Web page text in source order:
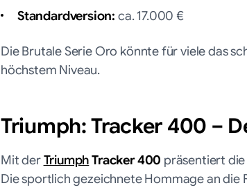
Standardversion:ca. 17.000 €
Die Brutale Serie Oro könnte für viele das
höchstem Niveau.
Triumph: Tracker 400 –
Mit derTriumphTracker 400präsentiert
Die sportlich gezeichnete Hommage an die